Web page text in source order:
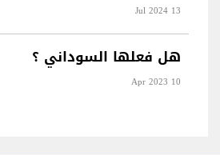
13 Jul 2024
هل فعلها السوداني ؟
10 Apr 2023